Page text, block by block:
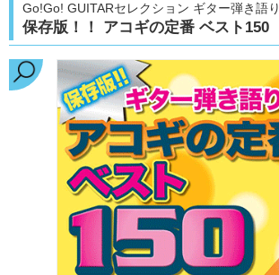
Go!Go! GUITARセレクション ギター弾き語り
保存版！！ アコギの定番 ベスト150